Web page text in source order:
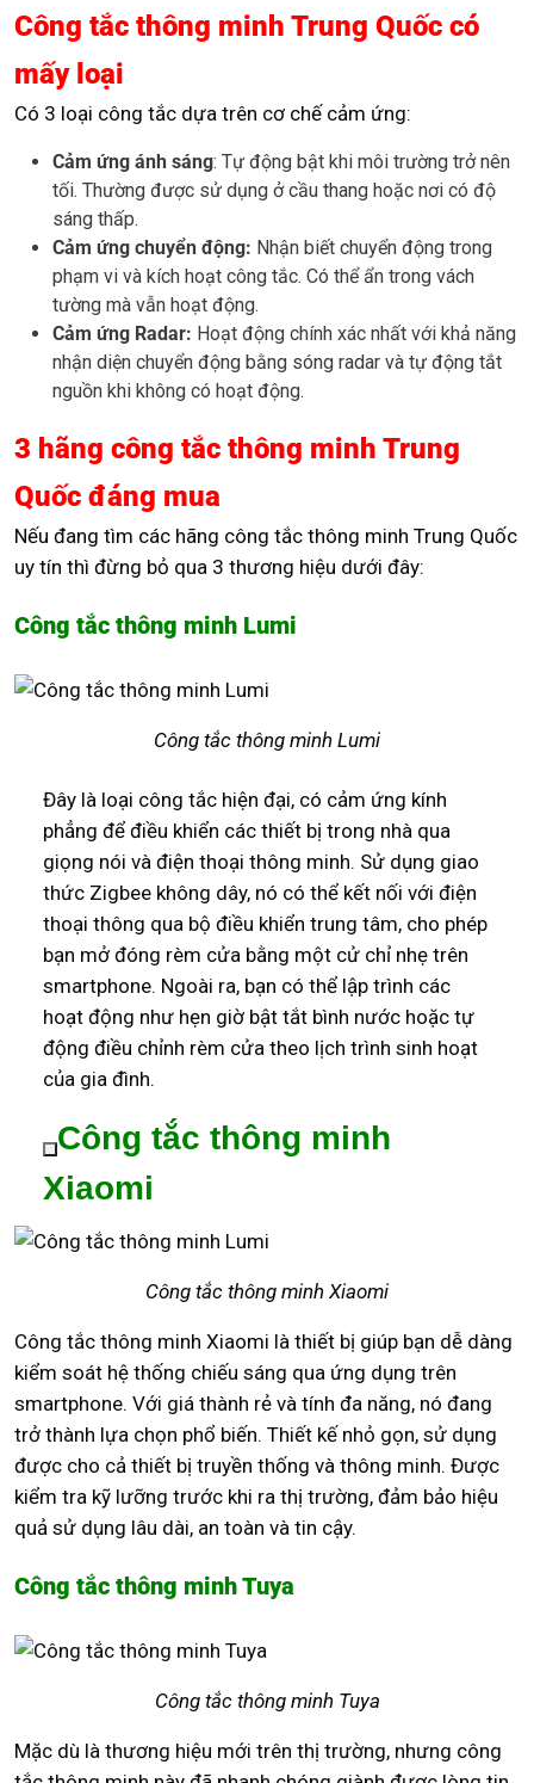
Công tắc thông minh Trung Quốc có
mấy loại
Có 3 loại công tắc dựa trên cơ chế cảm ứng:
Cảm ứng ánh sáng: Tự động bật khi môi trường trở nên
tối. Thường được sử dụng ở cầu thang hoặc nơi có độ
sáng thấp.
Cảm ứng chuyển động: Nhận biết chuyển động trong
phạm vi và kích hoạt công tắc. Có thể ẩn trong vách
tường mà vẫn hoạt động.
Cảm ứng Radar: Hoạt động chính xác nhất với khả năng
nhận diện chuyển động bằng sóng radar và tự động tắt
nguồn khi không có hoạt động.
3 hãng công tắc thông minh Trung
Quốc đáng mua
Nếu đang tìm các hãng công tắc thông minh Trung Quốc
uy tín thì đừng bỏ qua 3 thương hiệu dưới đây:
Công tắc thông minh Lumi
Công tắc thông minh Lumi
Đây là loại công tắc hiện đại, có cảm ứng kính
phẳng để điều khiển các thiết bị trong nhà qua
giọng nói và điện thoại thông minh. Sử dụng giao
thức Zigbee không dây, nó có thể kết nối với điện
thoại thông qua bộ điều khiển trung tâm, cho phép
bạn mở đóng rèm cửa bằng một cử chỉ nhẹ trên
smartphone. Ngoài ra, bạn có thể lập trình các
hoạt động như hẹn giờ bật tắt bình nước hoặc tự
động điều chỉnh rèm cửa theo lịch trình sinh hoạt
của gia đình.
Công tắc thông minh
Xiaomi
Công tắc thông minh Xiaomi
Công tắc thông minh Xiaomi là thiết bị giúp bạn dễ dàng
kiểm soát hệ thống chiếu sáng qua ứng dụng trên
smartphone. Với giá thành rẻ và tính đa năng, nó đang
trở thành lựa chọn phổ biến. Thiết kế nhỏ gọn, sử dụng
được cho cả thiết bị truyền thống và thông minh. Được
kiểm tra kỹ lưỡng trước khi ra thị trường, đảm bảo hiệu
quả sử dụng lâu dài, an toàn và tin cậy.
Công tắc thông minh Tuya
Công tắc thông minh Tuya
Mặc dù là thương hiệu mới trên thị trường, nhưng công